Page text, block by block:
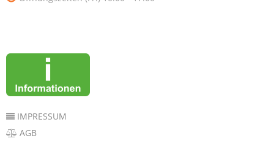
IMPRESSUM
AGB